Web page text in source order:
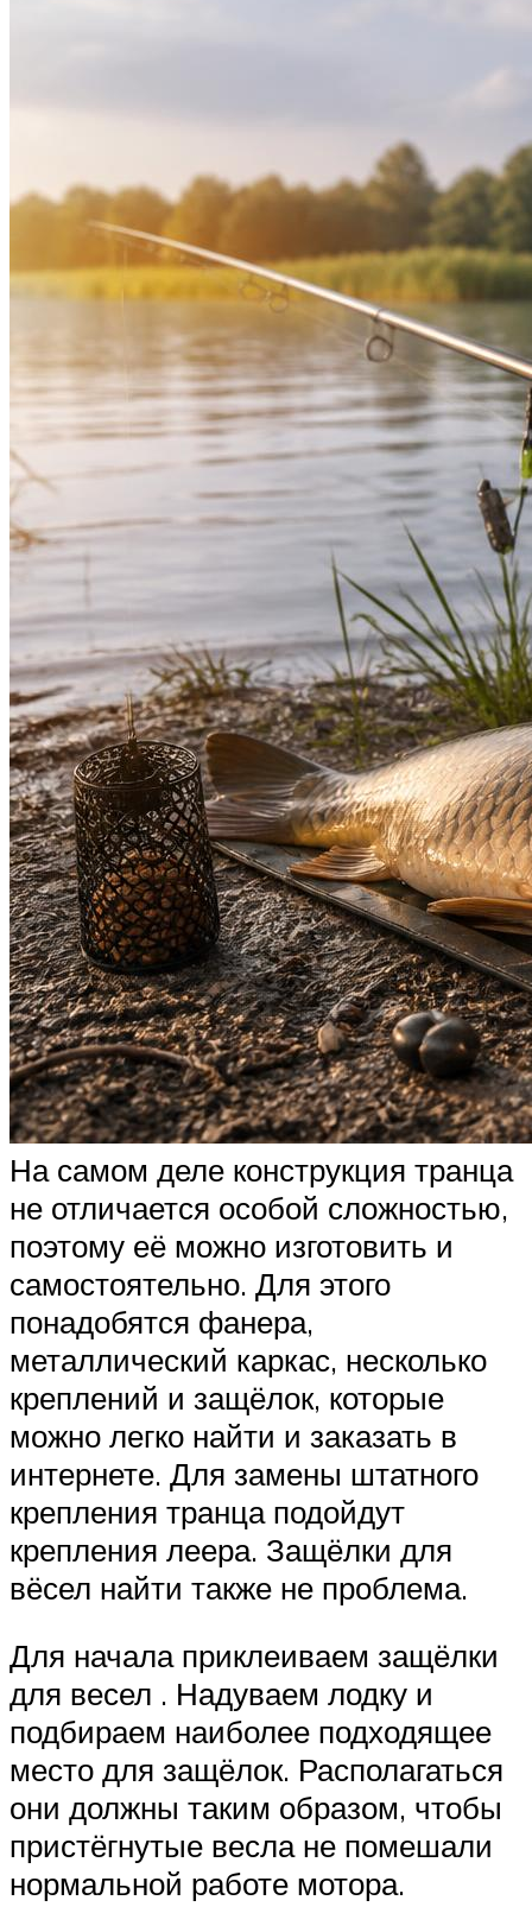
На самом деле конструкция транца
не отличается особой сложностью,
поэтому её можно изготовить и
самостоятельно. Для этого
понадобятся фанера,
металлический каркас, несколько
креплений и защёлок, которые
можно легко найти и заказать в
интернете. Для замены штатного
крепления транца подойдут
крепления леера. Защёлки для
вёсел найти также не проблема.
Для начала приклеиваем защёлки
для весел . Надуваем лодку и
подбираем наиболее подходящее
место для защёлок. Располагаться
они должны таким образом, чтобы
пристёгнутые весла не помешали
нормальной работе мотора.